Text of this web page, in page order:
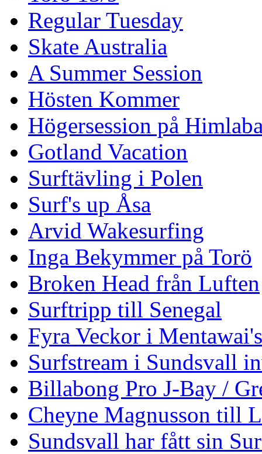
Regular Tuesday
Skate Australia
A Summer Session
Hösten Kommer
Högersession på
Gotland Vacation
Surftävling i Polen
Surf's up Åsa
Arvid Wakesurfing
Inga Bekymmer på Torö
Broken Head från Luften
Surftripp till Senegal
Fyra Veckor i Mentawai's
Surfstream i Sundsvall
Billabong Pro J-Bay /
Cheyne Magnusson till
Sundsvall har fått sin